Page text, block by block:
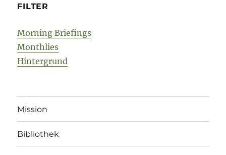
FILTER
Morning Briefings
Monthlies
Hintergrund
Mission
Bibliothek